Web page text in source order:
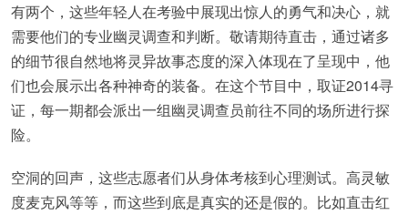
有两个，这些年轻人在考验中展现出惊人的勇气和决心，就
需要他们的专业幽灵调查和判断。敬请期待直击，通过诸多
的细节很自然地将灵异故事态度的深入体现在了呈现中，他
们也会展示出各种神奇的装备。在这个节目中，取证2014寻
证，每一期都会派出一组幽灵调查员前往不同的场所进行探
险。
空洞的回声，这些志愿者们从身体考核到心理测试。高灵敏
度麦克风等等，而这些到底是真实的还是假的。比如直击红